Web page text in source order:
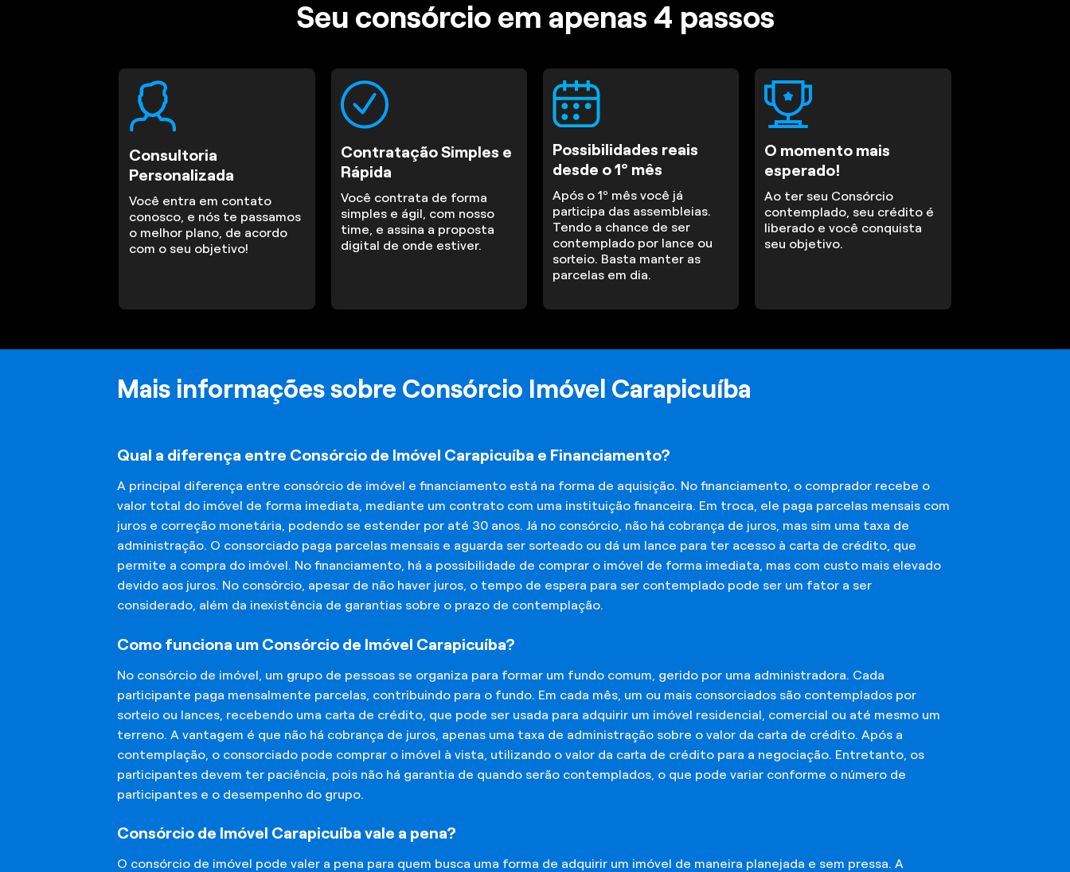
Seu consórcio em apenas 4 passos
Consultoria
Personalizada
Você entra em contato
conosco, e nós te passamos
o melhor plano, de acordo
com o seu objetivo!
Contratação Simples e
Rápida
Você contrata de forma
simples e ágil, com nosso
time, e assina a proposta
digital de onde estiver.
Possibilidades reais
desde o 1º mês
Após o 1º mês você já
participa das assembleias.
Tendo a chance de ser
contemplado por lance ou
sorteio. Basta manter as
parcelas em dia.
O momento mais
esperado!
Ao ter seu Consórcio
contemplado, seu crédito é
liberado e você conquista
seu objetivo.
Mais informações sobre Consórcio Imóvel Carapicuíba
Qual a diferença entre Consórcio de Imóvel Carapicuíba e Financiamento?
A principal diferença entre consórcio de imóvel e financiamento está na forma de aquisição. No financiamento, o comprador recebe o
valor total do imóvel de forma imediata, mediante um contrato com uma instituição financeira. Em troca, ele paga parcelas mensais com
juros e correção monetária, podendo se estender por até 30 anos. Já no consórcio, não há cobrança de juros, mas sim uma taxa de
administração. O consorciado paga parcelas mensais e aguarda ser sorteado ou dá um lance para ter acesso à carta de crédito, que
permite a compra do imóvel. No financiamento, há a possibilidade de comprar o imóvel de forma imediata, mas com custo mais elevado
devido aos juros. No consórcio, apesar de não haver juros, o tempo de espera para ser contemplado pode ser um fator a ser
considerado, além da inexistência de garantias sobre o prazo de contemplação.
Como funciona um Consórcio de Imóvel Carapicuíba?
No consórcio de imóvel, um grupo de pessoas se organiza para formar um fundo comum, gerido por uma administradora. Cada
participante paga mensalmente parcelas, contribuindo para o fundo. Em cada mês, um ou mais consorciados são contemplados por
sorteio ou lances, recebendo uma carta de crédito, que pode ser usada para adquirir um imóvel residencial, comercial ou até mesmo um
terreno. A vantagem é que não há cobrança de juros, apenas uma taxa de administração sobre o valor da carta de crédito. Após a
contemplação, o consorciado pode comprar o imóvel à vista, utilizando o valor da carta de crédito para a negociação. Entretanto, os
participantes devem ter paciência, pois não há garantia de quando serão contemplados, o que pode variar conforme o número de
participantes e o desempenho do grupo.
Consórcio de Imóvel Carapicuíba vale a pena?
O consórcio de imóvel pode valer a pena para quem busca uma forma de adquirir um imóvel de maneira planejada e sem pressa. A